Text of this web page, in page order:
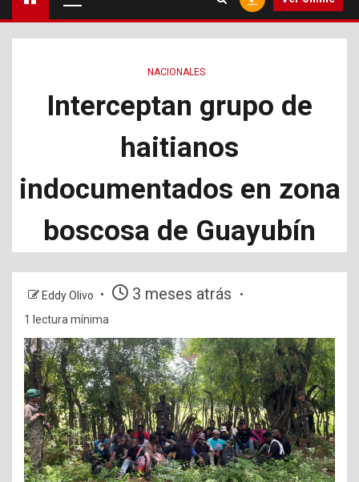
NACIONALES
Interceptan grupo de
haitianos
indocumentados en zona
boscosa de Guayubín
Eddy Olivo 3 meses atrás
1 lectura mínima